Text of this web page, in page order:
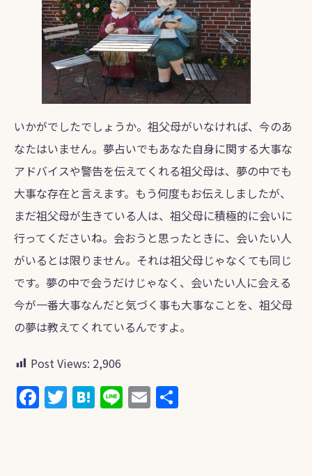
いかがでしたでしょうか。祖父母がいなければ、今のあ
なたはいません。夢占いでもあなた自身に関する大事な
アドバイスや警告を伝えてくれる祖父母は、夢の中でも
大事な存在と言えます。もう何度もお伝えしましたが、
まだ祖父母が生きている人は、祖父母に積極的に会いに
行ってくださいね。会おうと思ったときに、会いたい人
がいるとは限りません。それは祖父母じゃなくても同じ
です。夢の中で会うだけじゃなく、会いたい人に会える
今が一番大事なんだと気づく事も大事なことを、祖父母
の夢は教えてくれているんですよ。
Post Views: 2,906
F T H Li E